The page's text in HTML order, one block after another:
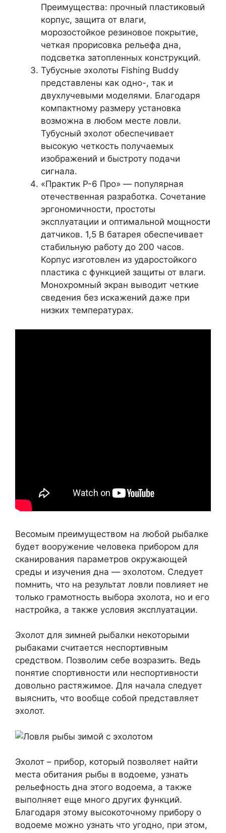
Преимущества: прочный пластиковый
корпус, защита от влаги,
морозостойкое резиновое покрытие,
четкая прорисовка рельефа дна,
подсветка затопленных конструкций.
Тубусные эхолоты Fishing Buddy
представлены как одно-, так и
двухлучевыми моделями. Благодаря
компактному размеру установка
возможна в любом месте ловли.
Тубусный эхолот обеспечивает
высокую четкость получаемых
изображений и быстроту подачи
сигнала.
«Практик P-6 Про» — популярная
отечественная разработка. Сочетание
эргономичности, простоты
эксплуатации и оптимальной мощности
датчиков. 1,5 В батарея обеспечивает
стабильную работу до 200 часов.
Корпус изготовлен из ударостойкого
пластика с функцией защиты от влаги.
Монохромный экран выводит четкие
сведения без искажений даже при
низких температурах.
Весомым преимуществом на любой рыбалке
будет вооружение человека прибором для
сканирования параметров окружающей
среды и изучения дна — эхолотом. Следует
помнить, что на результат ловли повлияет не
только грамотность выбора эхолота, но и его
настройка, а также условия эксплуатации.
Эхолот для зимней рыбалки некоторыми
рыбаками считается неспортивным
средством. Позволим себе возразить. Ведь
понятие спортивности или неспортивности
довольно растяжимое. Для начала следует
выяснить, что вообще собой представляет
эхолот.
Эхолот – прибор, который позволяет найти
места обитания рыбы в водоеме, узнать
рельефность дна этого водоема, а также
выполняет еще много других функций.
Благодаря этому высокоточному прибору о
водоеме можно узнать что угодно, при этом,